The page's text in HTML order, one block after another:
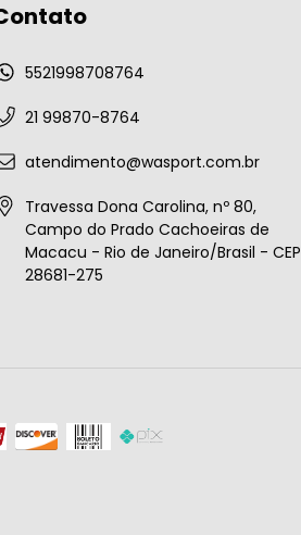
5521998708764
21 99870-8764
atendimento@wasport.com.br
Travessa Dona Carolina, nº 80,
Campo do Prado Cachoeiras de
Macacu - Rio de Janeiro/Brasil - CEP
28681-275